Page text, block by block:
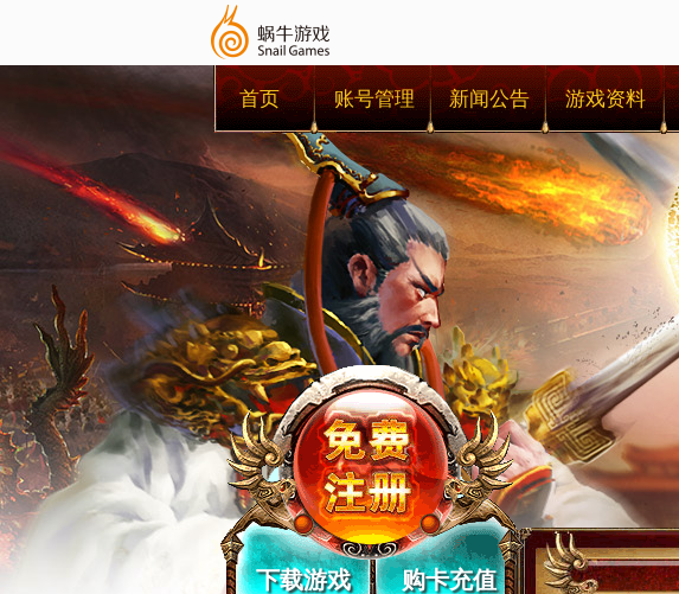
首页 账号管理 新闻公告 游戏资料
下载游戏 购卡充值